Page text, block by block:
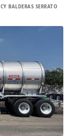
BALDERAS SERRATO